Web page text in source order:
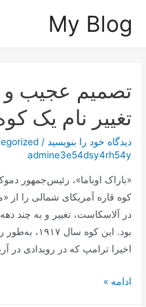
My Blog
تصمیم عجیب و
تغییر نام یک
دیدگاه‌ خود را بنویسید /
admine3e54dsy4rh54y
«باراک اوباما»، رئیس‌جمهور
کوه قاره آمریکای شمالی را از
در آلاسکاست، تغییر و به چند
بود. این کوه
اخیرا ترامپ که در رویدادی در
تصمیم
ادامه »